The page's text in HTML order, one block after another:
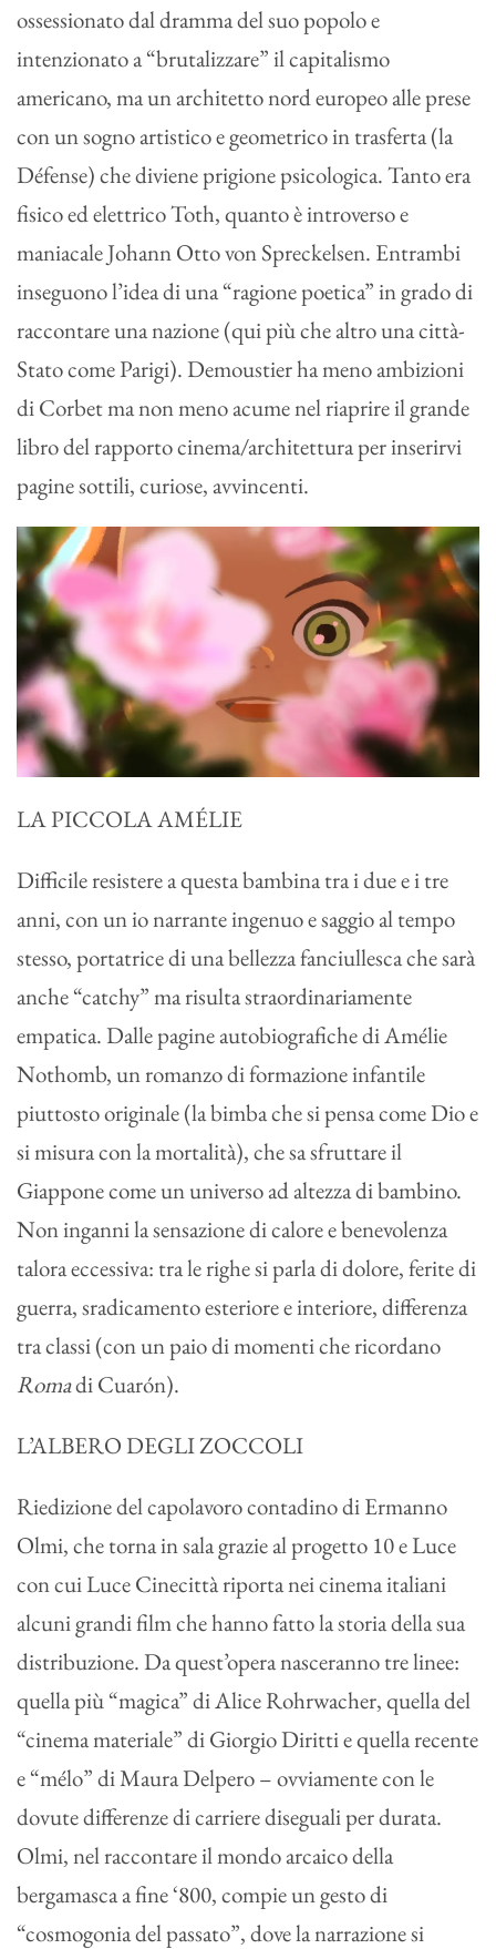
ossessionato dal dramma del suo popolo e
intenzionato a “brutalizzare” il capitalismo
americano, ma un architetto nord europeo alle prese
con un sogno artistico e geometrico in trasferta (la
Défense) che diviene prigione psicologica. Tanto era
fisico ed elettrico Toth, quanto è introverso e
maniacale Johann Otto von Spreckelsen. Entrambi
inseguono l’idea di una “ragione poetica” in grado di
raccontare una nazione (qui più che altro una città-
Stato come Parigi). Demoustier ha meno ambizioni
di Corbet ma non meno acume nel riaprire il grande
libro del rapporto cinema/architettura per inserirvi
pagine sottili, curiose, avvincenti.
LA PICCOLA AMÉLIE
Difficile resistere a questa bambina tra i due e i tre
anni, con un io narrante ingenuo e saggio al tempo
stesso, portatrice di una bellezza fanciullesca che sarà
anche “catchy” ma risulta straordinariamente
empatica. Dalle pagine autobiografiche di Amélie
Nothomb, un romanzo di formazione infantile
piuttosto originale (la bimba che si pensa come Dio e
si misura con la mortalità), che sa sfruttare il
Giappone come un universo ad altezza di bambino.
Non inganni la sensazione di calore e benevolenza
talora eccessiva: tra le righe si parla di dolore, ferite di
guerra, sradicamento esteriore e interiore, differenza
tra classi (con un paio di momenti che ricordano
Romadi Cuarón).
L’ALBERO DEGLI ZOCCOLI
Riedizione del capolavoro contadino di Ermanno
Olmi, che torna in sala grazie al progetto 10 e Luce
con cui Luce Cinecittà riporta nei cinema italiani
alcuni grandi film che hanno fatto la storia della sua
distribuzione. Da quest’opera nasceranno tre linee:
quella più “magica” di Alice Rohrwacher, quella del
“cinema materiale” di Giorgio Diritti e quella recente
e “mélo” di Maura Delpero – ovviamente con le
dovute differenze di carriere diseguali per durata.
Olmi, nel raccontare il mondo arcaico della
bergamasca a fine ‘800, compie un gesto di
“cosmogonia del passato”, dove la narrazione si